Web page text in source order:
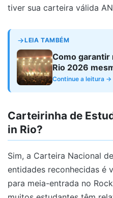
tiver sua carteira válida
LEIA TAMBÉM
Como garantir
Rio 2026
Continue a leitura →
Carteirinha de
in Rio?
Sim, a Carteira Nacional
entidades reconhecidas é
para meia-entrada no